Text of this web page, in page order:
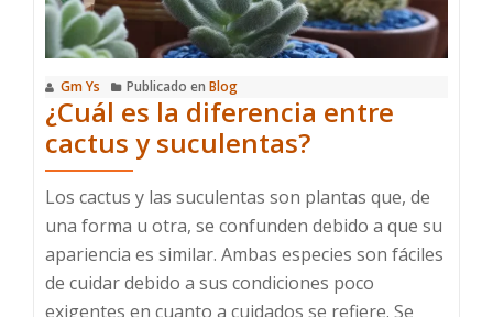
Gm Ys Publicado en Blog
¿Cuál es la diferencia entre
cactus y suculentas?
Los cactus y las suculentas son plantas que, de
una forma u otra, se confunden debido a que su
apariencia es similar. Ambas especies son fáciles
de cuidar debido a sus condiciones poco
exigentes en cuanto a cuidados se refiere. Se